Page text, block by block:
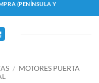
(PENÍNSULA Y
/ MOTORES PUERTA